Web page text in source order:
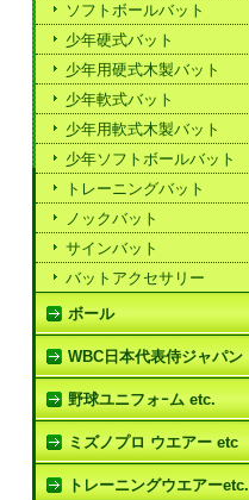
ソフトボールバット
少年硬式バット
少年用硬式木製バット
少年軟式バット
少年用軟式木製バット
少年ソフトボールバット
トレーニングバット
ノックバット
サインバット
バットアクセサリー
ボール
WBC日本代表侍ジャパン
野球ユニフォｰム etc.
ミズノプロ ウエアー etc
トレーニングウエアーetc.